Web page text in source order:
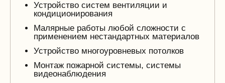
Устройство систем вентиляции и
кондиционирования
Малярные работы любой сложности с
применением нестандартных материалов
Устройство многоуровневых потолков
Монтаж пожарной системы, системы
видеонаблюдения